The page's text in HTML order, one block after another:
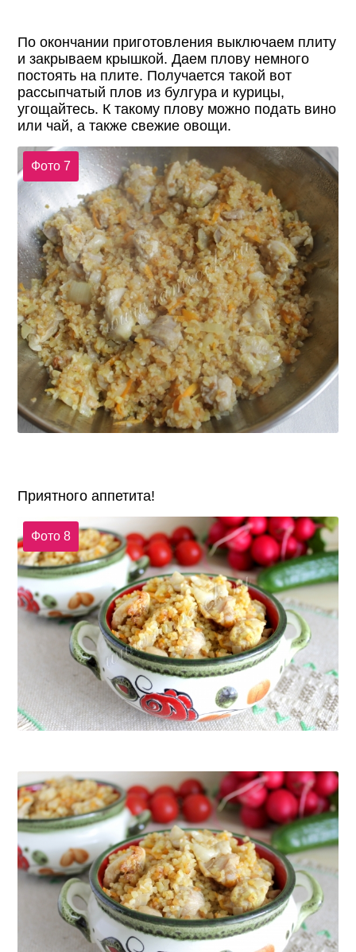
По окончании приготовления выключаем плиту
и закрываем крышкой. Даем плову немного
постоять на плите. Получается такой вот
рассыпчатый плов из булгура и курицы,
угощайтесь. К такому плову можно подать вино
или чай, а также свежие овощи.
Фото 7
Приятного аппетита!
Фото 8